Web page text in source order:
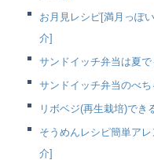
お月見レシピ[満月っぽ
介]
サンドイッチ弁当は夏
サンドイッチ弁当のべ
リボベジ(再生栽培)でき
そうめんレシピ簡単ア
介]